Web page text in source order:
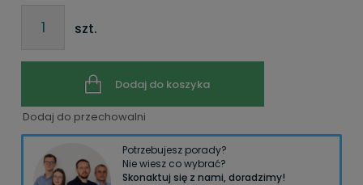
szt.
Dodaj do koszyka
Dodaj do przechowalni
Potrzebujesz porady?
Nie wiesz co wybrać?
Skonaktuj się z nami, doradzimy!